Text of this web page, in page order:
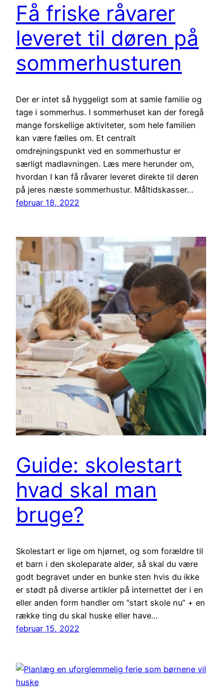
Få friske råvarer
leveret til døren på
sommerhusturen
Der er intet så hyggeligt som at samle familie og
tage i sommerhus. I sommerhuset kan der foregå
mange forskellige aktiviteter, som hele familien
kan være fælles om. Et centralt
omdrejningspunkt ved en sommerhustur er
særligt madlavningen. Læs mere herunder om,
hvordan I kan få råvarer leveret direkte til døren
på jeres næste sommerhustur. Måltidskasser…
februar 18, 2022
Guide: skolestart
hvad skal man
bruge?
Skolestart er lige om hjørnet, og som forældre til
et barn i den skoleparate alder, så skal du være
godt begravet under en bunke sten hvis du ikke
er stødt på diverse artikler på internettet der i en
eller anden form handler om “start skole nu” + en
række ting du skal huske eller have…
februar 15, 2022